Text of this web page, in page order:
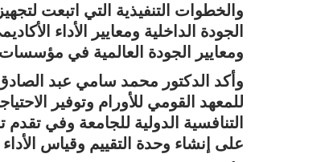
والخطوات التنفيذية التي اتبعت
الجودة الداخلية ومعايير الأداء
ومعايير الجودة العالمية في مؤسسات
وأكد الدكتور محمد سامي عبد
للمعهد القومي للأورام وتوفير
التنافسية الدولية للجامعة وفي
على إنشاء وحدة التقييم وقياس